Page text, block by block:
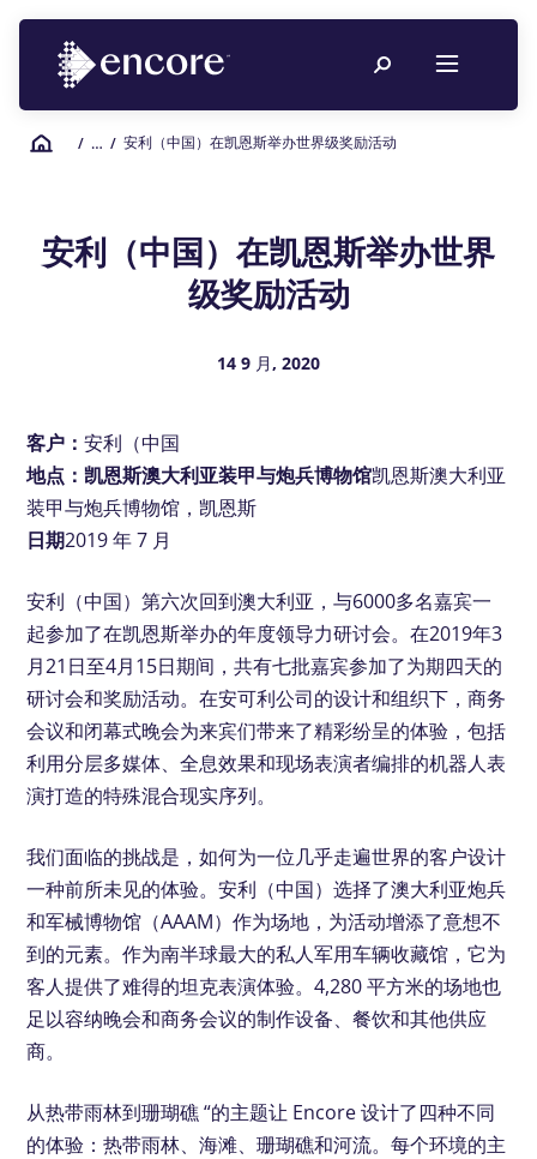
/ … / 安利（中国）在凯恩斯举办世界级奖励活动
安利（中国）在凯恩斯举办世界
级奖励活动
14 9 月, 2020
客户：安利（中国
地点：凯恩斯澳大利亚装甲与炮兵博物馆凯恩斯澳大利亚
装甲与炮兵博物馆，凯恩斯
日期2019 年 7 月
安利（中国）第六次回到澳大利亚，与6000多名嘉宾一
起参加了在凯恩斯举办的年度领导力研讨会。在2019年3
月21日至4月15日期间，共有七批嘉宾参加了为期四天的
研讨会和奖励活动。在安可利公司的设计和组织下，商务
会议和闭幕式晚会为来宾们带来了精彩纷呈的体验，包括
利用分层多媒体、全息效果和现场表演者编排的机器人表
演打造的特殊混合现实序列。
我们面临的挑战是，如何为一位几乎走遍世界的客户设计
一种前所未见的体验。安利（中国）选择了澳大利亚炮兵
和军械博物馆（AAAM）作为场地，为活动增添了意想不
到的元素。作为南半球最大的私人军用车辆收藏馆，它为
客人提供了难得的坦克表演体验。4,280 平方米的场地也
足以容纳晚会和商务会议的制作设备、餐饮和其他供应
商。
从热带雨林到珊瑚礁 “的主题让 Encore 设计了四种不同
的体验：热带雨林、海滩、珊瑚礁和河流。每个环境的主